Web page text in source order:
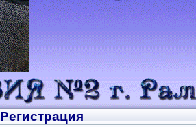
Регистрация